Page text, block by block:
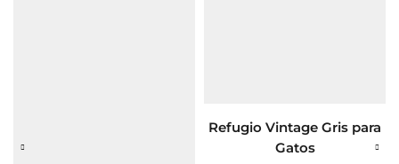
Refugio Vintage Gris para
Gatos